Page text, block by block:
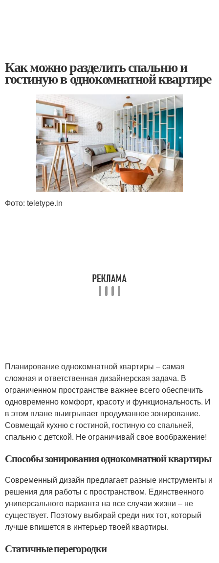
Как можно разделить спальню и
гостиную в однокомнатной квартире
Фото: teletype.in
Планирование однокомнатной квартиры – самая
сложная и ответственная дизайнерская задача. В
ограниченном пространстве важнее всего обеспечить
одновременно комфорт, красоту и функциональность. И
в этом плане выигрывает продуманное зонирование.
Совмещай кухню с гостиной, гостиную со спальней,
спальню с детской. Не ограничивай свое воображение!
Способы зонирования однокомнатной квартиры
Современный дизайн предлагает разные инструменты и
решения для работы с пространством. Единственного
универсального варианта на все случаи жизни – не
существует. Поэтому выбирай среди них тот, который
лучше впишется в интерьер твоей квартиры.
Статичные перегородки